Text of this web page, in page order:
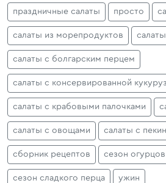
праздничные салаты просто
салаты из морепродуктов
салаты с болгарским перцем
салаты с консервированной
салаты с крабовыми палочками
салаты с овощами салаты с
сборник рецептов сезон огурцов
сезон сладкого перца ужин